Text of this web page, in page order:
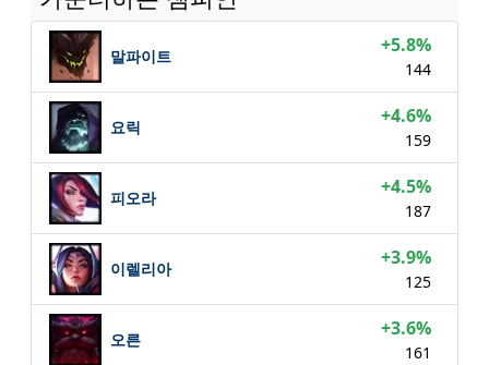
말파이트 +5.8%
144
요릭 +4.6%
159
피오라 +4.5%
187
이렐리아 +3.9%
125
오른 +3.6%
161